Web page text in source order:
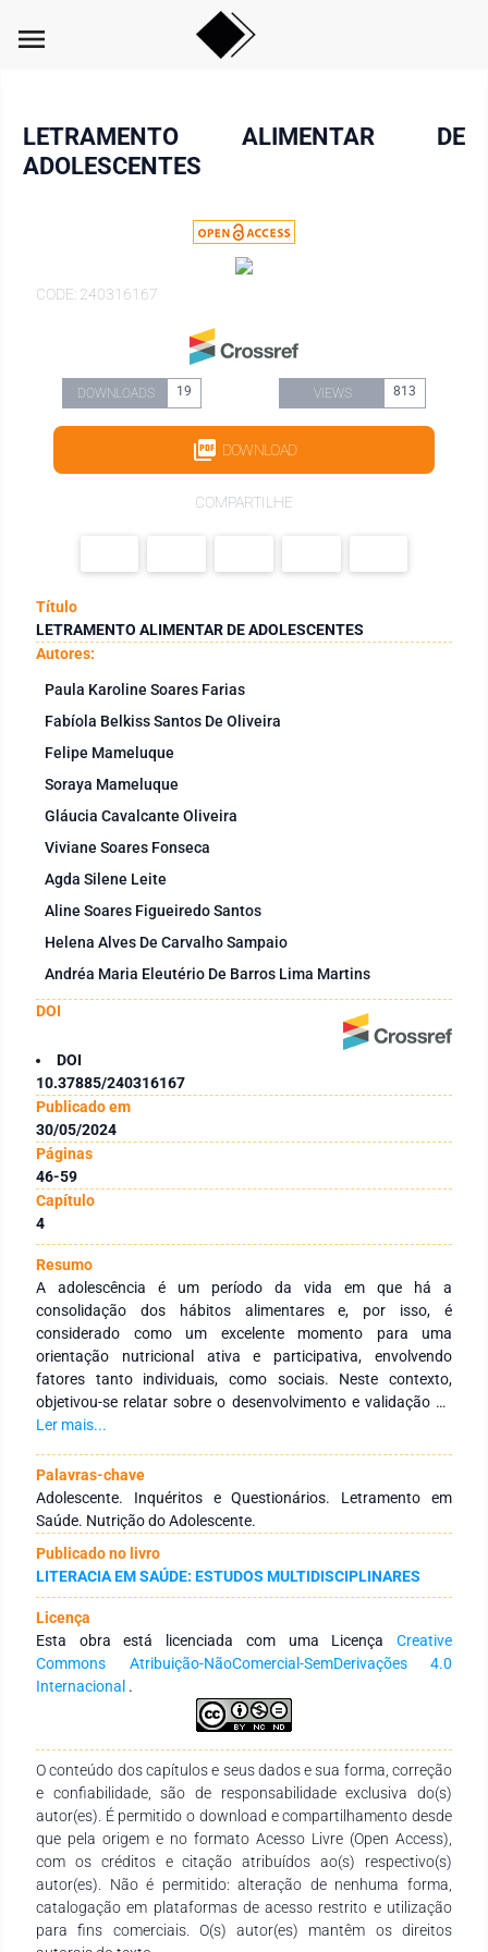
menu
LETRAMENTO ALIMENTAR DE
ADOLESCENTES
CODE: 240316167
DOWNLOADS 19 VIEWS 813
DOWNLOAD
COMPARTILHE
Título
LETRAMENTO ALIMENTAR DE ADOLESCENTES
Autores:
Paula Karoline Soares Farias
Fabíola Belkiss Santos De Oliveira
Felipe Mameluque
Soraya Mameluque
Gláucia Cavalcante Oliveira
Viviane Soares Fonseca
Agda Silene Leite
Aline Soares Figueiredo Santos
Helena Alves De Carvalho Sampaio
Andréa Maria Eleutério De Barros Lima Martins
DOI
DOI
10.37885/240316167
Publicado em
30/05/2024
Páginas
46-59
Capítulo
4
Resumo
A adolescência é um período da vida em que há a
consolidação dos hábitos alimentares e, por isso, é
considerado como um excelente momento para uma
orientação nutricional ativa e participativa, envolvendo
fatores tanto individuais, como sociais. Neste contexto,
objetivou-se relatar sobre o desenvolvimento e validação de
um instrumento para avaliar o letramento alimentar de
segundo os modelos teóricos de Sørensen et al. (2012) e
Krause et al. (2018), no que diz respeito ao acesso à
informação, à compreensão, à avaliação e à aplicação das
informações sobre os hábitos alimentares. Trata-se de um
relato da pesquisa realizada pela acadêmica de doutorado do
Programa de Pós-graduação em Ciências da Saúde (PPGCS)
da Universidade Estadual de Montes Claros – UNIMONTES.
Esse relato foi produto do desenvolvimento de um
instrumento capaz de avaliar os níveis de LA de adolescentes
de escolas públicas da cidade de Montes Claros – MG, assim
como a execução da validade de conteúdo e confiabilidade. O
instrumento foi aplicado para 60 adolescentes, sendo 34
e prevalência de cor/raça parda (n=45/75%). Com relação à
estimativa de confiabilidade, a consistência interna ou alfa de
Cronbach estimado foi de 0,82. Quanto à reprodutibilidade,
verificou-se que dentre as 54 questões do instrumento,
apenas duas obtiveram Kappa inferior a 0,60. Após a etapa
de validação do instrumento, participaram do estudo 734
alunos, 236 com 12 anos e 498 com 15 anos, com taxas de
resposta de 47,58% e 100%, respectivamente. Assim, o
Ler mais...
Palavras-chave
Adolescente. Inquéritos e Questionários. Letramento em
Saúde. Nutrição do Adolescente.
Publicado no livro
LITERACIA EM SAÚDE: ESTUDOS MULTIDISCIPLINARES
Licença
Esta obra está licenciada com uma Licença Creative
Commons Atribuição-NãoComercial-SemDerivações 4.0
Internacional .
O conteúdo dos capítulos e seus dados e sua forma, correção
e confiabilidade, são de responsabilidade exclusiva do(s)
autor(es). É permitido o download e compartilhamento desde
que pela origem e no formato Acesso Livre (Open Access),
com os créditos e citação atribuídos ao(s) respectivo(s)
autor(es). Não é permitido: alteração de nenhuma forma,
catalogação em plataformas de acesso restrito e utilização
para fins comerciais. O(s) autor(es) mantêm os direitos